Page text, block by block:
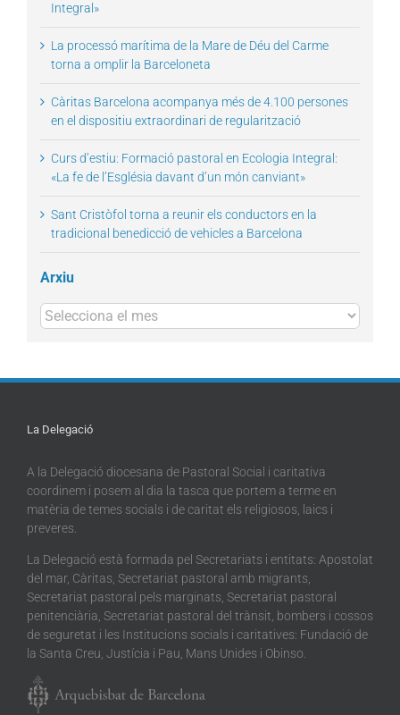
Integral»
La processó marítima de la Mare de Déu del Carme
torna a omplir la Barceloneta
Càritas Barcelona acompanya més de 4.100 persones
en el dispositiu extraordinari de regularització
Curs d’estiu: Formació pastoral en Ecologia Integral:
«La fe de l’Església davant d’un món canviant»
Sant Cristòfol torna a reunir els conductors en la
tradicional benedicció de vehicles a Barcelona
Arxiu
Arxius
La Delegació
A la Delegació diocesana de Pastoral Social i caritativa
coordinem i posem al dia la tasca que portem a terme en
matèria de temes socials i de caritat els religiosos, laics i
preveres.
La Delegació està formada pel Secretariats i entitats: Apostolat
del mar, Càritas, Secretariat pastoral amb migrants,
Secretariat pastoral pels marginats, Secretariat pastoral
penitenciària, Secretariat pastoral del trànsit, bombers i cossos
de seguretat i les Institucions socials i caritatives: Fundació de
la Santa Creu, Justícia i Pau, Mans Unides i Obinso.